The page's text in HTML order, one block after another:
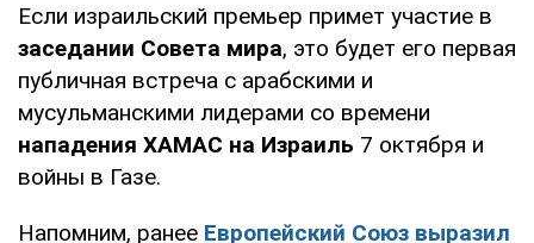
Если израильский премьер примет участие в
заседании Совета мира, это будет его первая
публичная встреча с арабскими и
мусульманскими лидерами со времени
нападения ХАМАС на Израиль 7 октября и
войны в Газе.
Напомним, ранее Европейский Союз выразил